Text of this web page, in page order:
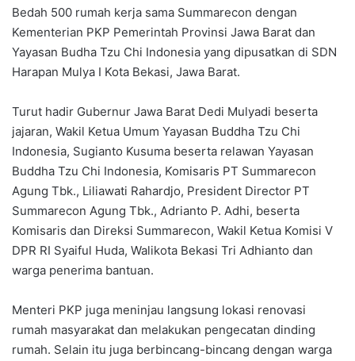
Bedah 500 rumah kerja sama Summarecon dengan
Kementerian PKP Pemerintah Provinsi Jawa Barat dan
Yayasan Budha Tzu Chi Indonesia yang dipusatkan di SDN
Harapan Mulya I Kota Bekasi, Jawa Barat.
‎Turut hadir Gubernur Jawa Barat Dedi Mulyadi beserta
jajaran, Wakil Ketua Umum Yayasan Buddha Tzu Chi
Indonesia, Sugianto Kusuma beserta relawan Yayasan
Buddha Tzu Chi Indonesia, Komisaris PT Summarecon
Agung Tbk., Liliawati Rahardjo, President Director PT
Summarecon Agung Tbk., Adrianto P. Adhi, beserta
Komisaris dan Direksi Summarecon, Wakil Ketua Komisi V
DPR RI Syaiful Huda, Walikota Bekasi Tri Adhianto dan
warga penerima bantuan.
‎Menteri PKP juga meninjau langsung lokasi renovasi
rumah masyarakat dan melakukan pengecatan dinding
rumah. Selain itu juga berbincang-bincang dengan warga